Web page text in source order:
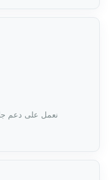
نعمل على دعم